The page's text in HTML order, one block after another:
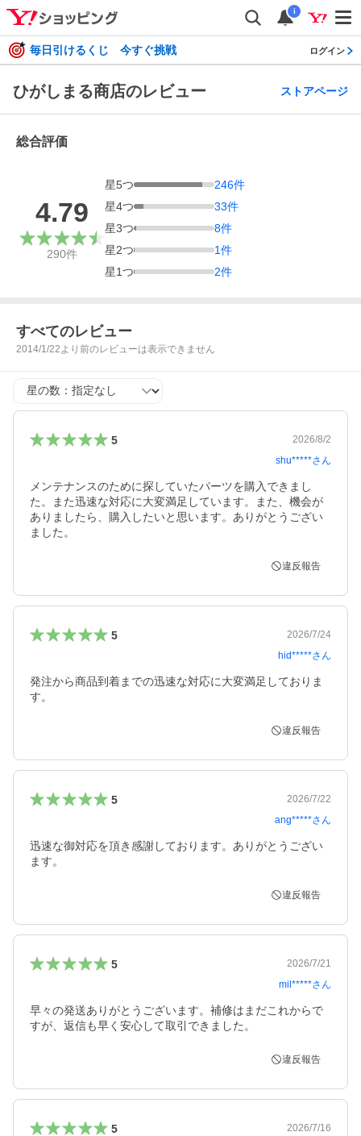
i
毎日引けるくじ 今すぐ挑戦 ログイン
ひがしまる商店のレビュー ストアページ
総合評価
4.79
290件
星5つ 246件
星4つ 33件
星3つ 8件
星2つ 1件
星1つ 2件
すべてのレビュー
2014/1/22より前のレビューは表示できません
星の数
5
2026/8/2
shu*****さん
メンテナンスのために探していたパーツを購入できまし
た。また迅速な対応に大変満足しています。また、機会が
ありましたら、購入したいと思います。ありがとうござい
ました。
違反報告
5
2026/7/24
hid*****さん
発注から商品到着までの迅速な対応に大変満足しておりま
す。
違反報告
5
2026/7/22
ang*****さん
迅速な御対応を頂き感謝しております。ありがとうござい
ます。
違反報告
5
2026/7/21
mil*****さん
早々の発送ありがとうございます。補修はまだこれからで
すが、返信も早く安心して取引できました。
違反報告
5
2026/7/16